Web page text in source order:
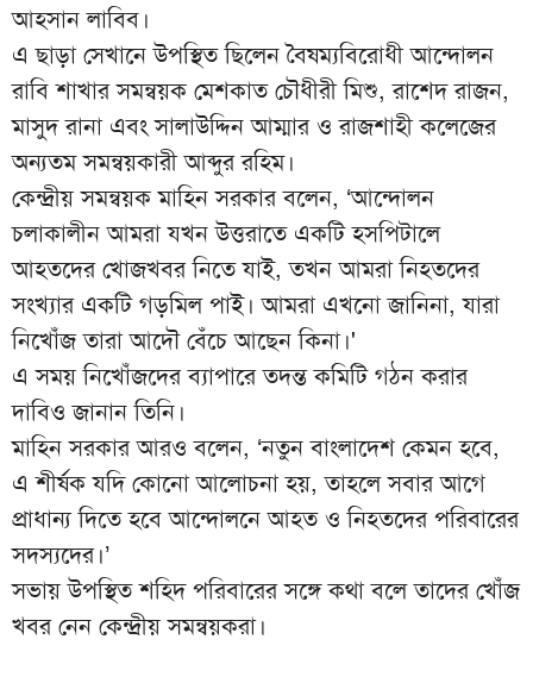
আহসান লাবিব।
এ ছাড়া সেখানে উপস্থিত ছিলেন বৈষম্যবিরোধী আন্দোলন
রাবি শাখার সমন্বয়ক মেশকাত চৌধীরী মিশু, রাশেদ রাজন,
মাসুদ রানা এবং সালাউদ্দিন আম্মার ও রাজশাহী কলেজের
অন্যতম সমন্বয়কারী আব্দুর রহিম।
কেন্দ্রীয় সমন্বয়ক মাহিন সরকার বলেন, ‘আন্দোলন
চলাকালীন আমরা যখন উত্তরাতে একটি হসপিটালে
আহতদের খোজখবর নিতে যাই, তখন আমরা নিহতদের
সংখ্যার একটি গড়মিল পাই। আমরা এখনো জানিনা, যারা
নিখোঁজ তারা আদৌ বেঁচে আছেন কিনা।'
এ সময় নিখোঁজদের ব্যাপারে তদন্ত কমিটি গঠন করার
দাবিও জানান তিনি।
মাহিন সরকার আরও বলেন, ‘নতুন বাংলাদেশ কেমন হবে,
এ শীর্ষক যদি কোনো আলোচনা হয়, তাহলে সবার আগে
প্রাধান্য দিতে হবে আন্দোলনে আহত ও নিহতদের পরিবারের
সদস্যদের।’
সভায় উপস্থিত শহিদ পরিবারের সঙ্গে কথা বলে তাদের খোঁজ
খবর নেন কেন্দ্রীয় সমন্বয়করা।